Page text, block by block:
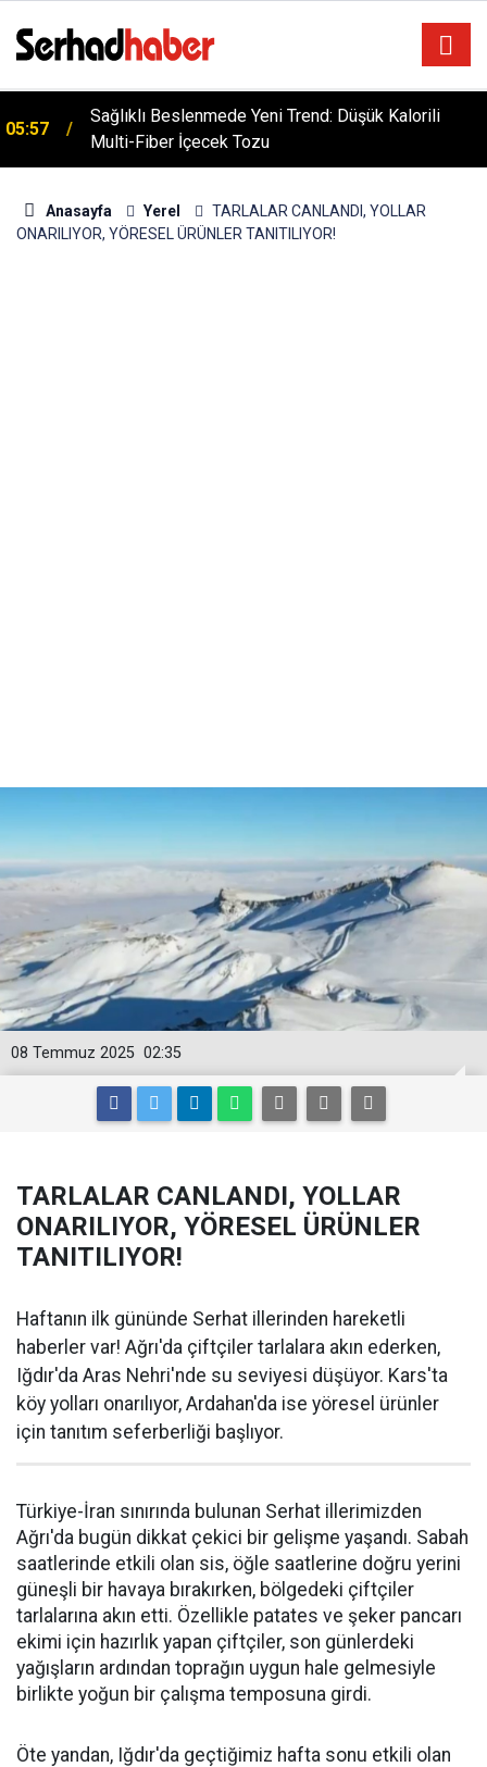
05:57
Sağlıklı Beslenmede Yeni Trend: Düşük Kalorili
Multi-Fiber İçecek Tozu
Anasayfa Yerel
TARLALAR CANLANDI, YOLLAR
ONARILIYOR, YÖRESEL ÜRÜNLER TANITILIYOR!
02:35
08 Temmuz 2025
TARLALAR CANLANDI, YOLLAR
ONARILIYOR, YÖRESEL ÜRÜNLER
TANITILIYOR!
Haftanın ilk gününde Serhat illerinden hareketli
haberler var! Ağrı'da çiftçiler tarlalara akın ederken,
Iğdır'da Aras Nehri'nde su seviyesi düşüyor. Kars'ta
köy yolları onarılıyor, Ardahan'da ise yöresel ürünler
için tanıtım seferberliği başlıyor.
Türkiye-İran sınırında bulunan Serhat illerimizden
Ağrı'da bugün dikkat çekici bir gelişme yaşandı. Sabah
saatlerinde etkili olan sis, öğle saatlerine doğru yerini
güneşli bir havaya bırakırken, bölgedeki çiftçiler
tarlalarına akın etti. Özellikle patates ve şeker pancarı
ekimi için hazırlık yapan çiftçiler, son günlerdeki
yağışların ardından toprağın uygun hale gelmesiyle
birlikte yoğun bir çalışma temposuna girdi.
Öte yandan, Iğdır'da geçtiğimiz hafta sonu etkili olan